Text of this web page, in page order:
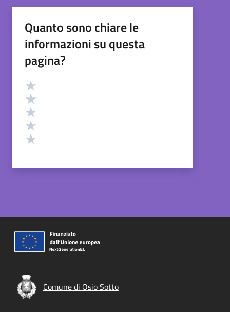
Quanto sono chiare le
informazioni su questa
pagina?
Valutazione
Comune di Osio Sotto